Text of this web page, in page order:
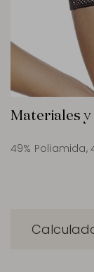
Materiales
49% Poliamida,